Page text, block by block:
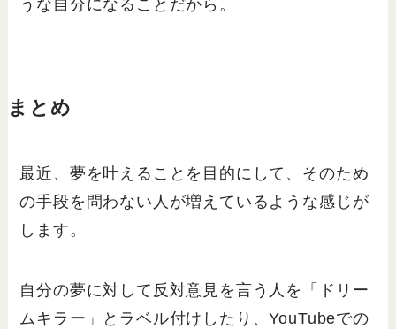
うな自分になることだから。
まとめ
最近、夢を叶えることを目的にして、そのため
の手段を問わない人が増えているような感じが
します。
自分の夢に対して反対意見を言う人を「ドリー
ムキラー」とラベル付けしたり、YouTubeでの